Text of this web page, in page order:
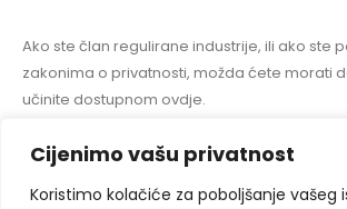
Cijenimo vašu privatnost
Koristimo kolačiće za poboljšanje vašeg
Ako ste član regulirane industrije, ili ako ste
zakonima o privatnosti, možda ćete morati
učinite dostupnom ovdje.